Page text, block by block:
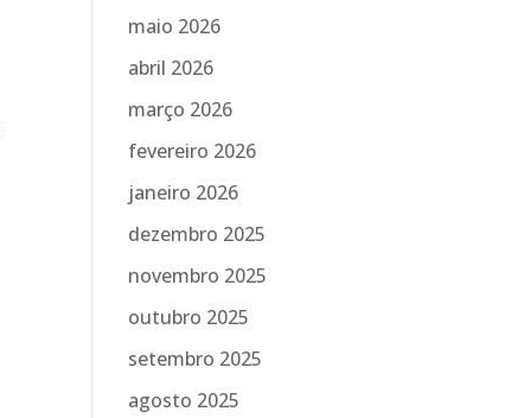
maio 2026
abril 2026
março 2026
fevereiro 2026
janeiro 2026
dezembro 2025
novembro 2025
outubro 2025
setembro 2025
agosto 2025